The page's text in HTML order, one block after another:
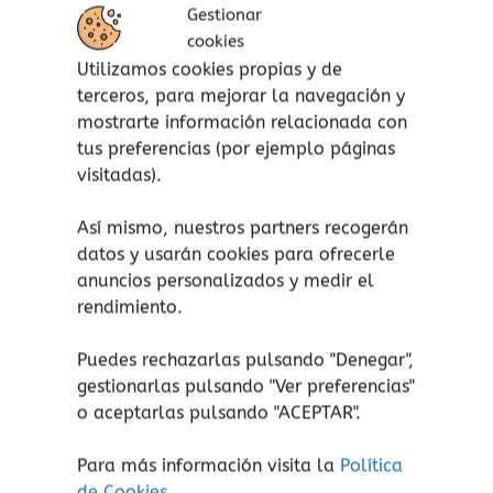
Gestionar
cookies
Utilizamos cookies propias y de
terceros, para mejorar la navegación y
mostrarte información relacionada con
tus preferencias (por ejemplo páginas
visitadas).
Así mismo, nuestros partners recogerán
datos y usarán cookies para ofrecerle
anuncios personalizados y medir el
rendimiento.
Puedes rechazarlas pulsando "Denegar",
gestionarlas pulsando "Ver preferencias"
o aceptarlas pulsando "ACEPTAR".
Para más información visita la Política
Observación y organización.
Atención y concentración.
Habilidad de clasificación.
Características:
A partir de 4 años.
Contenido:
1 maleta de madera.
piezas en el
Geoformasy 35 piezas en
Geomuñeco
Tarjetas modelo: 24 tarjetas en el
Geomuñeco.